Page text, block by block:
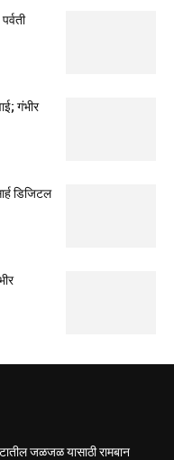
गंभीर
डिजिटल
जळजळ यासाठी रामबान